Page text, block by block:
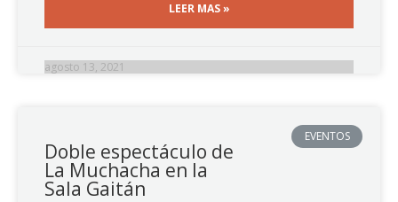
LEER MAS »
agosto 13, 2021
EVENTOS
Doble espectáculo de
La Muchacha en la
Sala Gaitán